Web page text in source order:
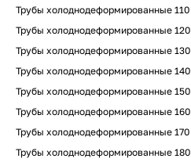
Трубы холоднодеформированные 110
Трубы холоднодеформированные 120
Трубы холоднодеформированные 130
Трубы холоднодеформированные 140
Трубы холоднодеформированные 150
Трубы холоднодеформированные 160
Трубы холоднодеформированные 170
Трубы холоднодеформированные 180